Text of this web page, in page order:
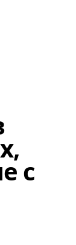
с